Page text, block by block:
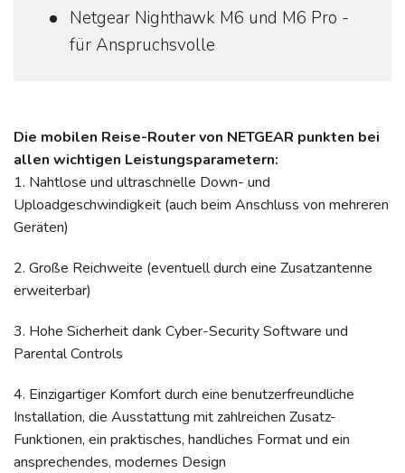
Netgear Nighthawk M6 und M6 Pro -
für Anspruchsvolle
Die mobilen Reise-Router von NETGEAR punkten bei
allen wichtigen Leistungsparametern:
1. Nahtlose und ultraschnelle Down- und
Uploadgeschwindigkeit (auch beim Anschluss von mehreren
Geräten)
2. Große Reichweite (eventuell durch eine Zusatzantenne
erweiterbar)
3. Hohe Sicherheit dank Cyber-Security Software und
Parental Controls
4. Einzigartiger Komfort durch eine benutzerfreundliche
Installation, die Ausstattung mit zahlreichen Zusatz-
Funktionen, ein praktisches, handliches Format und ein
ansprechendes, modernes Design